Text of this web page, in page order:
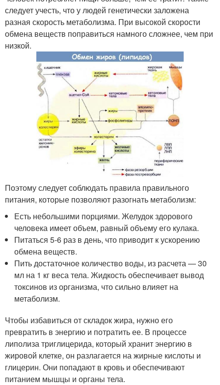
следует учесть, что у людей генетически заложена
разная скорость метаболизма. При высокой скорости
обмена веществ поправиться намного сложнее, чем при
низкой.
Поэтому следует соблюдать правила правильного
питания, которые позволяют разогнать метаболизм:
Есть небольшими порциями. Желудок здорового
человека имеет объем, равный объему его кулака.
Питаться 5-6 раз в день, что приводит к ускорению
обмена веществ.
Пить достаточное количество воды, из расчета — 30
мл на 1 кг веса тела. Жидкость обеспечивает вывод
токсинов из организма, что сильно влияет на
метаболизм.
Чтобы избавиться от складок жира, нужно его
превратить в энергию и потратить ее. В процессе
липолиза триглицерида, который хранит энергию в
жировой клетке, он разлагается на жирные кислоты и
глицерин. Они попадают в кровь и обеспечивают
питанием мышцы и органы тела.